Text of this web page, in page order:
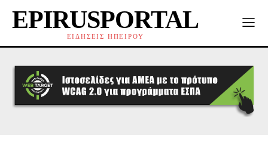
EPIRUSPORTAL
ΕΙΔΗΣΕΙΣ ΗΠΕΙΡΟΥ